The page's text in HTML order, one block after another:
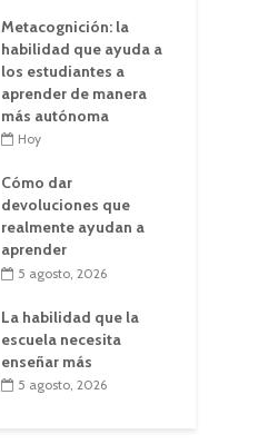
Metacognición: la
habilidad que ayuda a
los estudiantes a
aprender de manera
más autónoma
Hoy
Cómo dar
devoluciones que
realmente ayudan a
aprender
5 agosto, 2026
La habilidad que la
escuela necesita
enseñar más
5 agosto, 2026